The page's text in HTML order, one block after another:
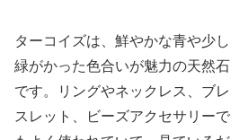
ターコイズは、鮮やかな青や少し
緑がかった色合いが魅力の天然石
です。リングやネックレス、ブレ
スレット、ビーズアクセサリーで